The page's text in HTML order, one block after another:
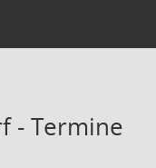
- Termine